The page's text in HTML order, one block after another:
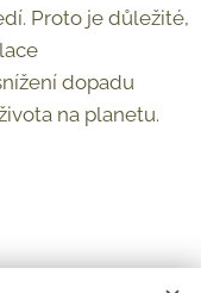
Proto je důležité,
dopadu
na planetu.